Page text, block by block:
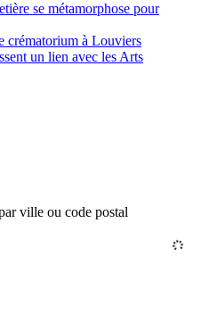
se métamorphose pour
crématorium à Louviers
un lien avec les Arts
ville ou code postal